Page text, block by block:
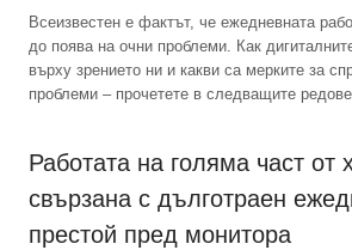
Всеизвестен е фактът, че ежедневната
до поява на очни проблеми. Как
върху зрението ни и какви са мерките за
проблеми – прочетете в следващите
Работата на голяма част от
свързана с дълготраен
престой пред монитора